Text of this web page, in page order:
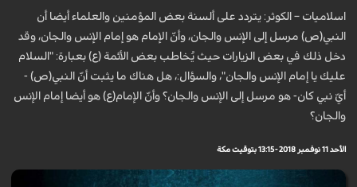
اسلاميات – الكوثر: يتردد على ألسنة بعض المؤمنين والعلماء أيضا أن
النبي(ص) مرسل إلى الإنس والجان، وأنّ الإمام هو إمام الإنس والجان، وقد
دخل ذلك في بعض الزيارات حيث يُخاطب بعض الأئمة (ع) بعبارة: "السلام
عليك يا إمام الإنس والجان"، والسؤال:، هل هناك ما يثبت أنّ النبي(ص) -
أيّ نبي كان- هو مرسل إلى الإنس والجان؟ وأنّ الإمام(ع) هو أيضا إمام الإنس
والجان؟
الأحد 11 نوفمبر 2018 - 13:15 بتوقيت مكة